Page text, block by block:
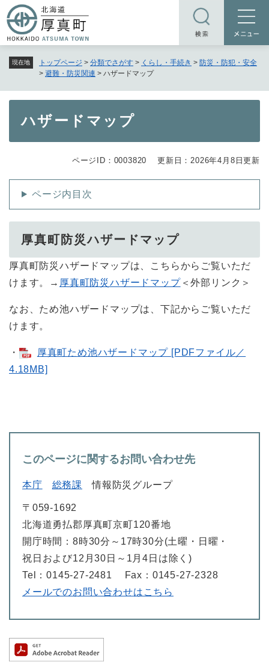
ー
ジ
で
現在地 トップページ > 分類でさがす > くらし・手続き > 防災・防犯・安全
> 避難・防災関連 > ハザードマップ
ハザードマップ
ページID：0003820 更新日：2026年4月8日更新
ページ内目次
厚真町防災ハザードマップ
厚真町防災ハザードマップは、こちらからご覧いただ
けます。→ 厚真町防災ハザードマップ＜外部リンク＞
なお、ため池ハザードマップは、下記からご覧いただ
けます。
・
厚真町ため池ハザードマップ [PDFファイル／
4.18MB]
このページに関するお問い合わせ先
本庁 総務課 情報防災グループ
〒059-1692
北海道勇払郡厚真町京町120番地
開庁時間：8時30分～17時30分(土曜・日曜・
祝日および12月30日～1月4日は除く)
Tel：0145-27-2481
Fax：0145-27-2328
メールでのお問い合わせはこちら